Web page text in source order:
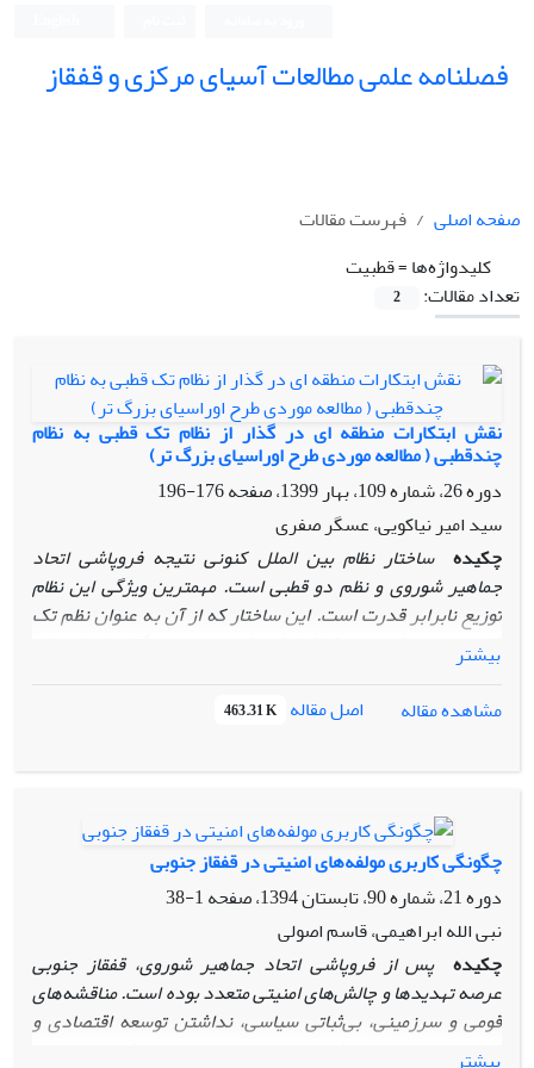
فصلنامه علمی مطالعات آسیای مرکزی و قفقاز
صفحه اصلی
فهرست مقالات
کلیدواژه‌ها =قطبیت
تعداد مقالات:
2
نقش ابتکارات منطقه ای در گذار از نظام تک ‌قطبی به نظام
چندقطبی ( مطالعه موردی طرح اوراسیای بزرگ تر)
دوره 26، شماره 109، بهار 1399، صفحه
176-196
سید امیر نیاکویی، عسگر صفری
چکیده ساختار نظام بین ­الملل کنونی نتیجه فروپاشی اتحاد
جماهیر شوروی و نظم دو قطبی است. مهم­ترین ویژگی این نظام
توزیع نابرابر قدرت است. این ساختار که از آن به عنوان نظم تک
قطبی یاد می ­شود، باعث افزایش رقابت میان بازیگران اصلی نظام
بین ­الملل برای پر کردن شکاف قدرت شده است. به عقیده
برخی­ ها این کشمکش­ ها می ­توانند، زمینه انتقال نظام بین­الملل به
یک نظم چند قطبی را فراهم کنند. از جمله استدلال ­ها در این
جدیدترین نمونه برای تحقق چنین بلوکی از قدرت­های غیر غربی
طرح اوراسیای بزرگ­تر است که بعد از بحران اوکراین از سوی
روسیه پیگیری می ­شود. ایده "اوراسیای بزرگ" به فضایی اشاره
دارد که از لیسبون تا شانگهای امتداد می ­یابد. در عین حال، آن
یک نوآوری ژئوپلیتیک، شعار سیاسی، آرزوی اقتصادی و ساختار
ایدئولوژیک است. مهم‌تر از همه این که به دنبال ایجاد یک نظم
جدید و پسا آمریکایی است که در آن روسیه نقش حیاتی داشته
باشد. با توجه به این موضوع، سوال اصلی مقاله عبارت است، طرح
­های منطقه­ ای از جمله طرح اوراسیای بزرگتر چه نقش وکارکردی
بیشتر
مشاهده مقاله
اصل مقاله 463.31 K
چگونگی کاربری مولفه‌های امنیتی در قفقاز جنوبی
دوره 21، شماره 90، تابستان 1394، صفحه
1-38
نبی الله ابراهیمی، قاسم اصولی
چکیده پس از فروپاشی اتحاد جماهیر شوروی، قفقاز جنوبی
عرصه تهدیدها و چالش‌های امنیتی متعدد بوده است. مناقشه‌های
قومی و سرزمینی، بی‌ثباتی سیاسی، نداشتن توسعه اقتصادی و
اجتماعی، تهدید‌های فراملیتی و جرایم سازمان‌یافته و بالاخره
بیشتر